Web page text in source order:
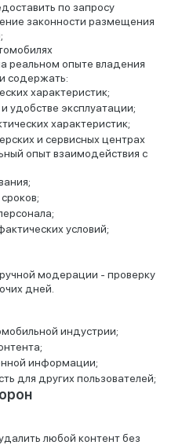
по запросу
законности размещения
реальном опыте владения
содержать:
характеристик;
эксплуатации;
характеристик;
и сервисных центрах
опыт взаимодействия с
условий;
модерации - проверку
дней.
индустрии;
информации;
для других пользователей;
любой контент без